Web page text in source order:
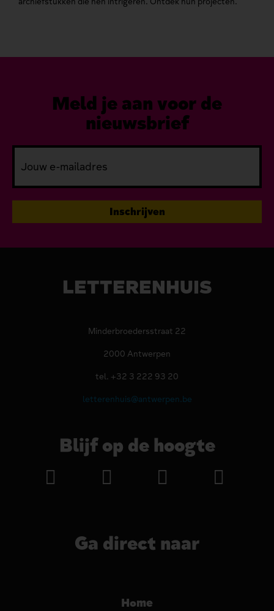
Meld je aan voor de
nieuwsbrief
LETTERENHUIS
Minderbroedersstraat 22
2000 Antwerpen
tel. +32 3 222 93 20
letterenhuis@antwerpen.be
Blijf op de hoogte
Ga direct naar
Home